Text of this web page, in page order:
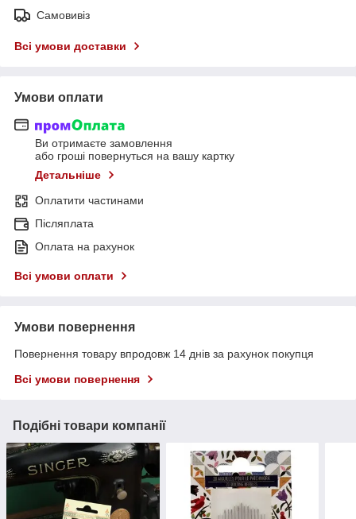
Самовивіз
Всі умови доставки
Умови оплати
Ви отримаєте замовлення
або гроші повернуться на вашу картку
Детальніше
Оплатити частинами
Післяплата
Оплата на рахунок
Всі умови оплати
Умови повернення
Повернення товару впродовж 14 днів за рахунок покупця
Всі умови повернення
Подібні товари компанії